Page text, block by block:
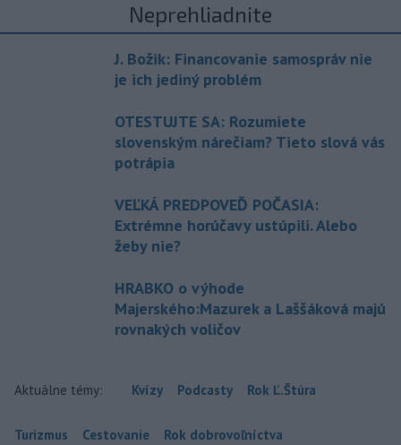
Neprehliadnite
J. Božik: Financovanie samospráv nie
je ich jediný problém
OTESTUJTE SA: Rozumiete
slovenským nárečiam? Tieto slová vás
potrápia
VEĽKÁ PREDPOVEĎ POČASIA:
Extrémne horúčavy ustúpili. Alebo
žeby nie?
HRABKO o výhode
Majerského:Mazurek a Laššáková majú
rovnakých voličov
Aktuálne témy: Kvízy Podcasty Rok Ľ.Štúra
Turizmus Cestovanie Rok dobrovoľníctva